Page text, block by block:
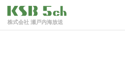
株式会社 瀬戸内海放送